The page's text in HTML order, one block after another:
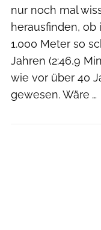
nur noch mal
herausfinden, ob
1.000 Meter so
Jahren (2:46,9
wie vor über 40
gewesen. Wäre …